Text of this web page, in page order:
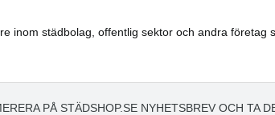
städbolag, offentlig sektor och andra företag
PÅ STÄDSHOP.SE NYHETSBREV OCH TA